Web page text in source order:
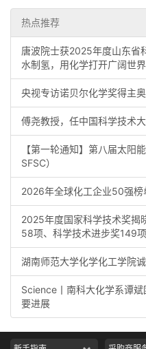
热点推荐
唐波院士获2025年度山东省
水制氢，用化学打开广阔世界
央视专访诺贝尔化学奖得主
傅尧教授，任中国科学技术
【第一轮通知】第八届太阳
SFSC）
2026年全球化工企业50强榜
2025年度国家科学技术奖揭
58项、科学技术进步奖149项
湖南师范大学化学化工学院
Science丨南科大化学系谭
要进展